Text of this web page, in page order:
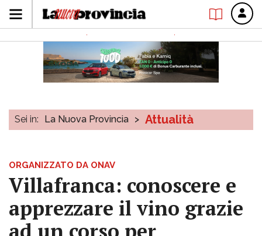
Sei in: La Nuova Provincia > Attualità
ORGANIZZATO DA ONAV
Villafranca: conoscere e
apprezzare il vino grazie